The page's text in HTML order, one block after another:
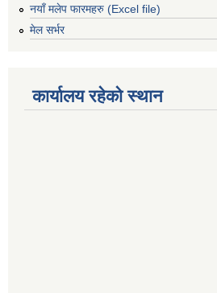
नयाँ मलेप फारमहरु (Excel file)
मेल सर्भर
कार्यालय रहेको स्थान